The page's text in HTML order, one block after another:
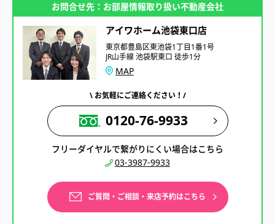
お問合せ先：お部屋情報取り扱い不動産会社
アイワホーム池袋東口店
東京都豊島区東池袋1丁目1番1号
JR山手線 池袋駅東口 徒歩1分
MAP
\ お気軽にご連絡ください！/
0120-76-9933
フリーダイヤルで繋がりにくい場合はこちら
03-3987-9933
ご質問・ご相談・来店予約はこちら